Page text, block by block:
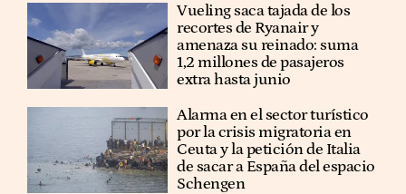
Vueling saca tajada de los
recortes de Ryanair y
amenaza su reinado: suma
1,2 millones de pasajeros
extra hasta junio
Alarma en el sector turístico
por la crisis migratoria en
Ceuta y la petición de Italia
de sacar a España del espacio
Schengen